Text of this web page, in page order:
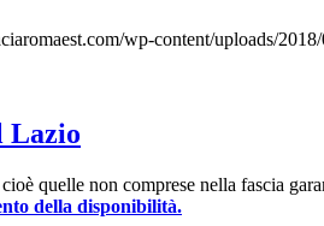
wp-content/uploads/
Lazio
cioè quelle non comprese nella fascia
della disponibilità.